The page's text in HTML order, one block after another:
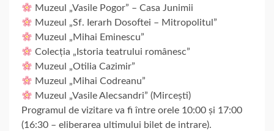
Muzeul „Vasile Pogor” – Casa Junimii
Muzeul „Sf. Ierarh Dosoftei – Mitropolitul”
Muzeul „Mihai Eminescu”
Colecția „Istoria teatrului românesc”
Muzeul „Otilia Cazimir”
Muzeul „Mihai Codreanu”
Muzeul „Vasile Alecsandri” (Mircești)
Programul de vizitare va fi între orele 10:00 și 17:00
(16:30 – eliberarea ultimului bilet de intrare).